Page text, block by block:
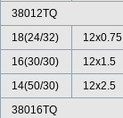
38012TQ
18(24/32)
12x0.75
16(30/30)
12x1.5
14(50/30)
12x2.5
38016TQ